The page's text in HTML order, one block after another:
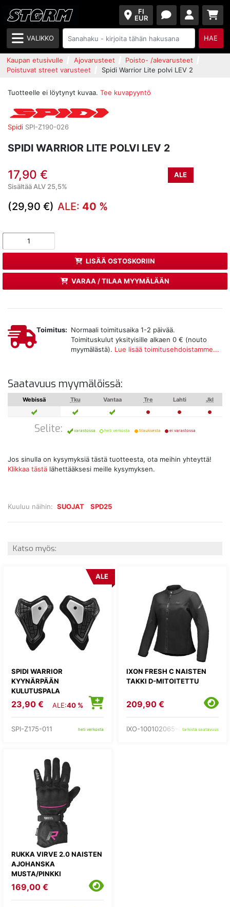
FI
EUR
VALIKKO HAE
Kaupan etusivulle Ajovarusteet
Poisto- /alevarusteet
Poistuvat street varusteet
Spidi Warrior Lite polvi LEV 2
Tuotteelle ei löytynyt kuvaa. Tee kuvapyyntö
Spidi SPI-Z190-026
SPIDI WARRIOR LITE POLVI LEV 2
17,90 €
ALE
Sisältää ALV 25,5%
(29,90 €) ALE: 40 %
LISÄÄ OSTOSKORIIN
VARAA / TILAA MYYMÄLÄÄN
Kuuluu näihin: SUOJAT SPD25
Toimitus: Normaali toimitusaika 1-2 päivää.
Toimituskulut yksityisille alkaen 0 € (nouto
myymälästä). Lue lisää toimitusehdoistamme...
Saatavuus myymälöissä:
Webissä Tku Vantaa Tre Lahti Jkl
Selite: varastossa heti verkosta tilauksesta ei varastossa
Jos sinulla on kysymyksiä tästä tuotteesta, ota meihin yhteyttä!
Klikkaa tästä lähettääksesi meille kysymyksen.
Katso myös:
SPIDI WARRIOR
KYYNÄRPÄÄN
KULUTUSPALA
MUSTA/VALKO
ALE
23,90 € ALE:40 %
SPI-Z175-011 heti verkosta
IXON FRESH C NAISTEN
TAKKI D-MITOITETTU
209,90 €
IXO-100102065-01-tarkista saatavuus
RUKKA VIRVE 2.0 NAISTEN
AJOHANSKA
MUSTA/PINKKI
169,00 €